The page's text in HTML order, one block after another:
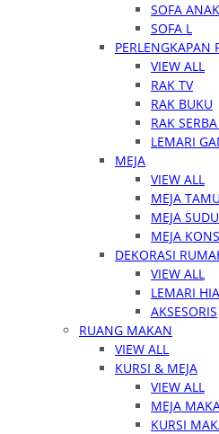
SOFA ANAK
SOFA L
PERLENGKAPAN
VIEW ALL
RAK TV
RAK BUKU
RAK
LEMARI
MEJA
VIEW ALL
MEJA TAMU
MEJA
MEJA
DEKORASI
VIEW ALL
LEMARI
AKSESORIS
RUANG MAKAN
VIEW ALL
KURSI & MEJA
VIEW ALL
MEJA
KURSI